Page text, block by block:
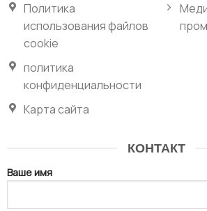
Политика
использования файлов
cookie
политика
конфиденциальности
Карта сайта
КОНТАКТ
Ваше имя